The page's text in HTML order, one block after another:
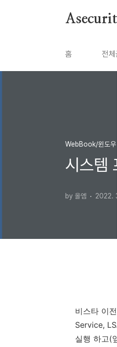
홈 전체
WebBook/윈도우
시스
by 올엠 2022.
비스타 이
Service,
실행 하고(